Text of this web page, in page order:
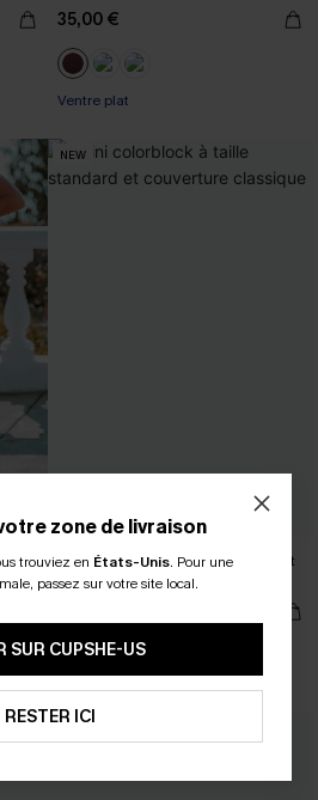
35,00 €
Ventre plat
NEW
Bikini colorblock à taille standard et
couverture classique
-10%
zone de livraison
trouviez en États-Unis. Pour une
passez sur votre site local.
SUR CUPSHE-US
RESTER ICI